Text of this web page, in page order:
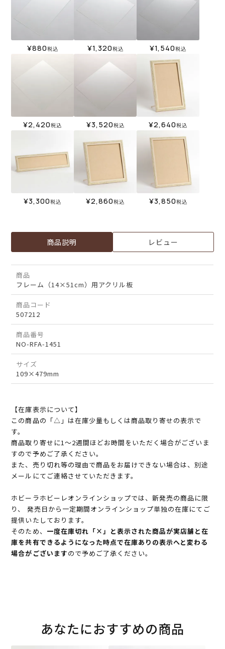
¥880税込 ¥1,320税込 ¥1,540税込
¥2,420税込 ¥3,520税込 ¥2,640税込
¥3,300税込 ¥2,860税込 ¥3,850税込
商品説明 レビュー
商品
フレーム（14×51cm）用アクリル板
商品コード
507212
商品番号
NO-RFA-1451
サイズ
109×479mm
【在庫表示について】
この商品の「△」は在庫少量もしくは商品取り寄せの表示で
す。
商品取り寄せに1～2週間ほどお時間をいただく場合がございま
すので予めご了承ください。
また、売り切れ等の理由で商品をお届けできない場合は、別途
メールにてご連絡させていただきます。
ホビーラホビーレオンラインショップでは、新発売の商品に限
り、 発売日から一定期間オンラインショップ単独の在庫にてご
提供いたしております。
そのため、 一度在庫切れ「×」と表示された商品が実店舗と在
庫を共有できるようになった時点で在庫ありの表示へと変わる
場合がございますので予めご了承ください。
あなたにおすすめの商品